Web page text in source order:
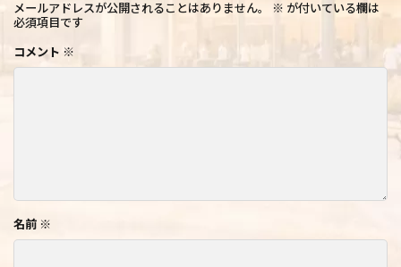
メールアドレスが公開されることはありません。 ※ が付いている欄は
必須項目です
コメント ※
名前 ※